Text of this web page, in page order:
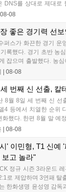
DNS를 상대로 제대로
. 이하 농심 레드포스
...
08-08
좋은 경기력 선
퍼스가 화끈한 경기 운
록했다. 경기 초반 농
잡으며 출발했다. 농
활약하며 초반부터 잡
| 08-08
번째 신 선출, 칼
8월 8일 세 번째 신 선
4 등에서 치열한 순위
화했다. 한편 8월 말 예
추가될 예정이며, 이
이다....
| 08-08
' 이민형, T1 신예
보고 놀라"
정규 시즌 3라운드
로 제압하며 3연패 탈
한화생명 윤성영 감독